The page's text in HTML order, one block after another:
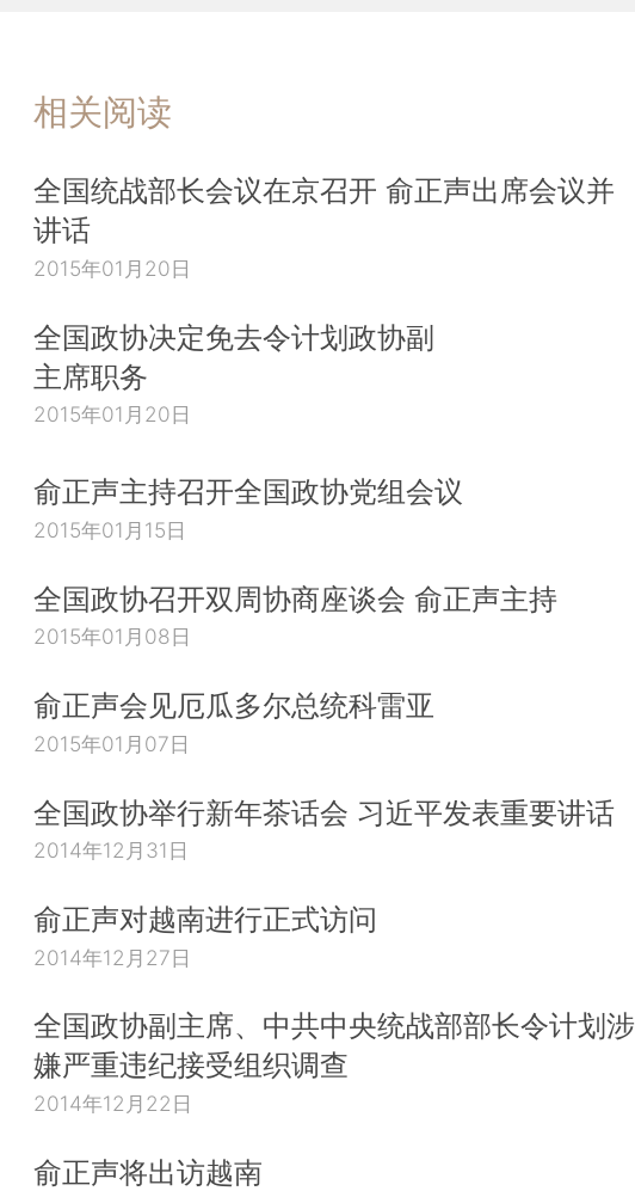
相关阅读
全国统战部长会议在京召开 俞正声出席会议并
讲话
2015年01月20日
全国政协决定免去令计划政协副
主席职务
2015年01月20日
俞正声主持召开全国政协党组会议
2015年01月15日
全国政协召开双周协商座谈会 俞正声主持
2015年01月08日
俞正声会见厄瓜多尔总统科雷亚
2015年01月07日
全国政协举行新年茶话会 习近平发表重要讲话
2014年12月31日
俞正声对越南进行正式访问
2014年12月27日
全国政协副主席、中共中央统战部部长令计划涉
嫌严重违纪接受组织调查
2014年12月22日
俞正声将出访越南